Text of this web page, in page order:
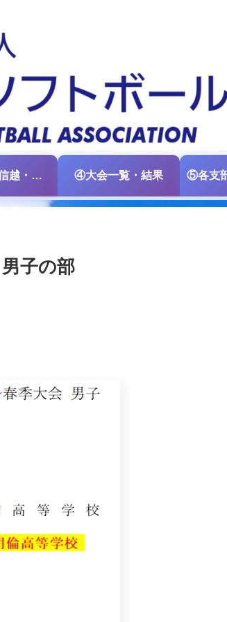
③全国・北信越・中日本大会情報 ④大会一覧・結果
子の部